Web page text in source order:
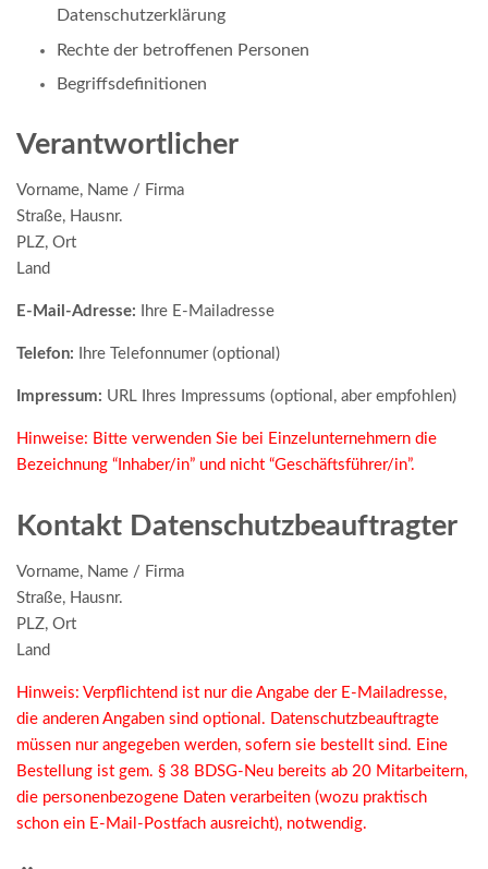
Datenschutzerklärung
Rechte der betroffenen Personen
Begriffsdefinitionen
Verantwortlicher
Vorname, Name / Firma
Straße, Hausnr.
PLZ, Ort
Land
E-Mail-Adresse: Ihre E-Mailadresse
Telefon: Ihre Telefonnumer (optional)
Impressum: URL Ihres Impressums (optional, aber empfohlen)
Hinweise: Bitte verwenden Sie bei Einzelunternehmern die
Bezeichnung “Inhaber/in” und nicht “Geschäftsführer/in”.
Kontakt Datenschutzbeauftragter
Vorname, Name / Firma
Straße, Hausnr.
PLZ, Ort
Land
Hinweis: Verpflichtend ist nur die Angabe der E-Mailadresse,
die anderen Angaben sind optional. Datenschutzbeauftragte
müssen nur angegeben werden, sofern sie bestellt sind. Eine
Bestellung ist gem. § 38 BDSG-Neu bereits ab 20 Mitarbeitern,
die personenbezogene Daten verarbeiten (wozu praktisch
schon ein E-Mail-Postfach ausreicht), notwendig.